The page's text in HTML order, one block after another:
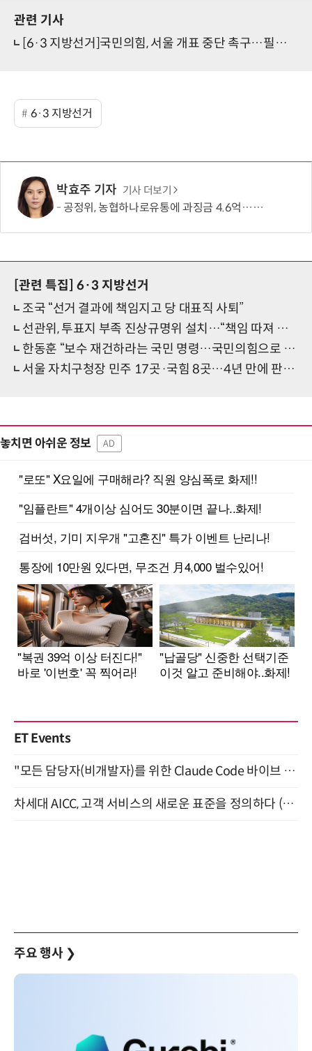
관련 기사
[6·3 지방선거]국민의힘, 서울 개표 중단 촉구…필요시 재선거해야
6·3 지방선거
박효주 기자 기사 더보기
공정위, 농협하나로유통에 과징금 4.6억…계약서 늑장 교부·장려금 부당 수취
[관련 특집] 6·3 지방선거
조국 “선거 결과에 책임지고 당 대표직 사퇴”
선관위, 투표지 부족 진상규명위 설치…“책임 따져 결과 밝히겠다”
한동훈 “보수 재건하라는 국민 명령…국민의힘으로 돌아갈 것”
서울 자치구청장 민주 17곳·국힘 8곳…4년 만에 판세 정반대로
놓치면 아쉬운 정보 AD
ET Events
"모든 담당자(비개발자)를 위한 Claude Code 바이브 코딩 2-day 부트캠프" 9월 16~17일 개최
차세대 AICC, 고객 서비스의 새로운 표준을 정의하다 (9/9)
주요 행사 ❯